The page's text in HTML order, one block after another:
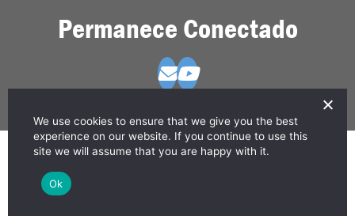
Permanece Conectado
© 2026 Greater Than HIV
We use cookies to ensure that we give you the best
experience on our website. If you continue to use this
site we will assume that you are happy with it.
Ok